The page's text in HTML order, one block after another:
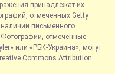
принадлежат их
отмеченных Getty
письменного
Фотографии, отмеченные
или «РБК-Украина», могут
Commons Attribution